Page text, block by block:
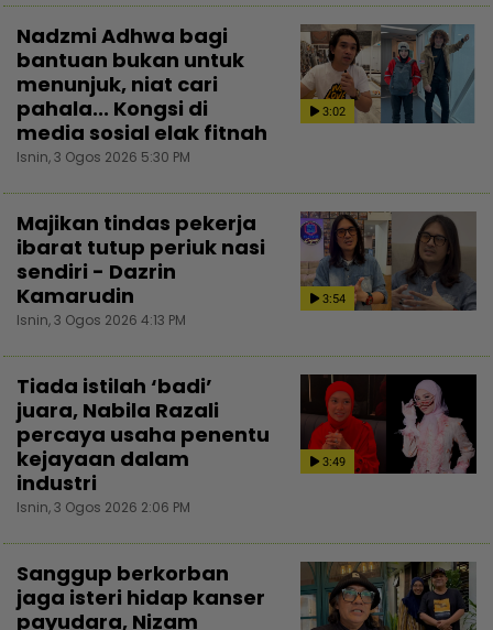
3:02
Nadzmi Adhwa bagi
bantuan bukan untuk
menunjuk, niat cari
pahala... Kongsi di
media sosial elak fitnah
Isnin, 3 Ogos 2026 5:30 PM
3:54
Majikan tindas pekerja
ibarat tutup periuk nasi
sendiri - Dazrin
Kamarudin
Isnin, 3 Ogos 2026 4:13 PM
3:49
Tiada istilah ‘badi’
juara, Nabila Razali
percaya usaha penentu
kejayaan dalam
industri
Isnin, 3 Ogos 2026 2:06 PM
Sanggup berkorban
jaga isteri hidap kanser
payudara, Nizam